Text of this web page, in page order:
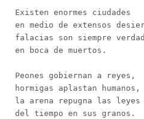
Existen enormes ciudades
en medio de extensos
falacias son siempre
en boca de muertos.
Peones gobiernan a reyes,
hormigas aplastan humanos,
la arena repugna las leyes
del tiempo en sus granos.